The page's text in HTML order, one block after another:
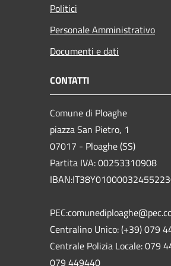
Politici
Personale Amministrativo
Documenti e dati
CONTATTI
Comune di Ploaghe
piazza San Pietro, 1
07017 - Ploaghe (SS)
Partita IVA: 00253310908
Centralino Unico: (+39) 079
Centrale Polizia Locale: 079
079 449440